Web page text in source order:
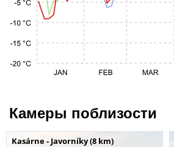
Камеры поблизости
Kasárne - Javorníky (8 km)